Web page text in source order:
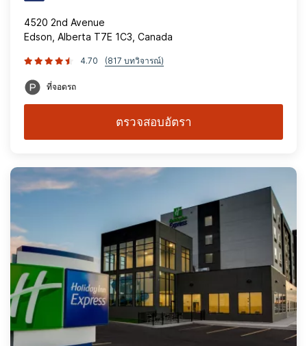
4520 2nd Avenue
Edson, Alberta T7E 1C3, Canada
4.70 (817 บทวิจารณ์)
ที่จอดรถ
ตรวจสอบอัตรา